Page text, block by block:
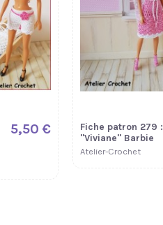
5,50 €
Fiche patron 279 :
"Viviane" Barbie
Atelier-Crochet